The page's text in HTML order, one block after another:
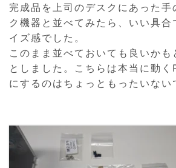
完成品を上司のデスクにあった手
ク機器と並べてみたら、いい具合
イズ感でした。
このまま並べておいても良いかも
としました。こちらは本当に動く
にするのはちょっともったいない